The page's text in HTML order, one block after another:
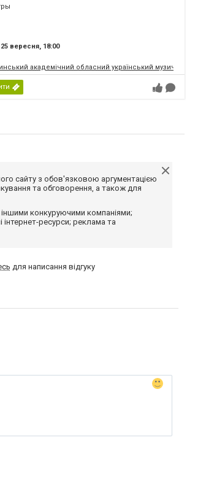
25 вересня, 18:00
академічний обласний український музично-
сайту з обов'язковою аргументацією
та обговорення, а також для
конкуруючими компаніями;
інтернет-ресурси; реклама та
для написання відгуку